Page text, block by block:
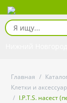
Главная /
Клетки и
/ I.P.T.S. насест